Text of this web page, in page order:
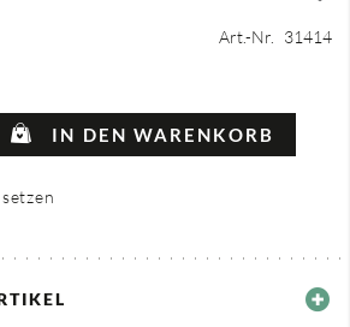
Art.-Nr. 31414
IN DEN WARENKORB